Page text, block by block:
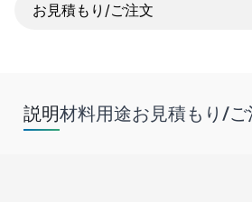
お見積もり/ご注文
説明材料用途お見積もり/ご